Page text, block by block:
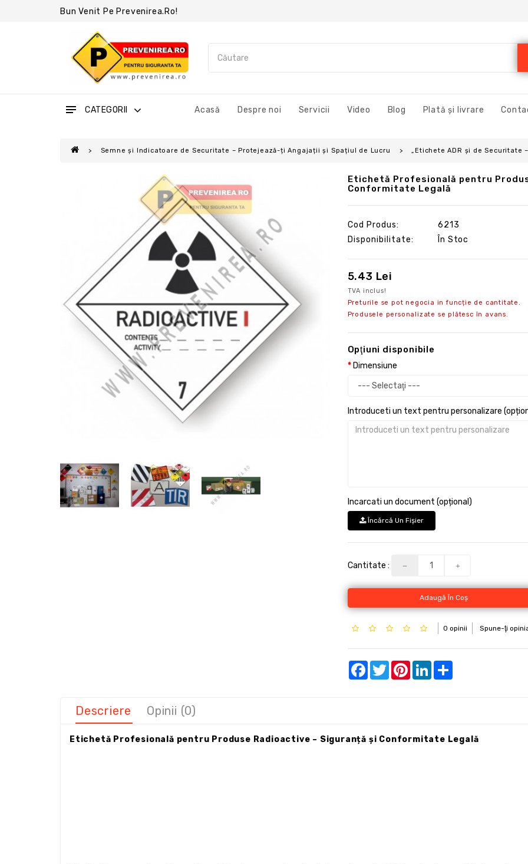
Bun Venit Pe Prevenirea.ro!
CATEGORII Acasă Despre noi Servicii Video Blog Plată și livrare
Semne și Indicatoare de Securitate – Protejează-ți Angajații și Spațiul de Lucru „Etichete ADR și de Securitate
Etichetă Profesională pentru
Conformitate Legală
Cod Produs:
6213
Disponibilitate:
În Stoc
5.43 Lei
TVA inclus!
Preturile se pot negocia in funcție de cantitate.
Produsele personalizate se plătesc în avans.
Opţiuni disponibile
Dimensiune
Introduceti un text pentru personalizare
Incarcati un document (opțional)
Încărcă Un Fişier
Cantitate :
Adaugă În Coş
0 opinii Spune-ţi
Facebook
TwitterPinterestLinkedInShare
Descriere Opinii (0)
Etichetă Profesională pentru Produse Radioactive – Siguranță și Conformitate Legală